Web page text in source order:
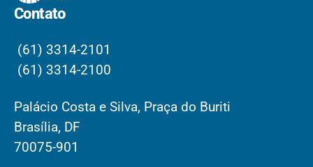
Contato
(61) 3314-2101
(61) 3314-2100
Palácio Costa e Silva, Praça do Buriti
Brasília, DF
70075-901